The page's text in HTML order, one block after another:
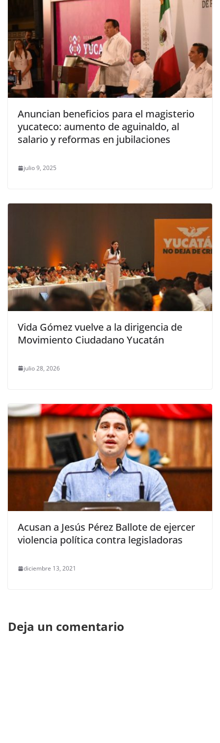
Anuncian beneficios para el magisterio
yucateco: aumento de aguinaldo, al
salario y reformas en jubilaciones
julio 9, 2025
Vida Gómez vuelve a la dirigencia de
Movimiento Ciudadano Yucatán
julio 28, 2026
Acusan a Jesús Pérez Ballote de ejercer
violencia política contra legisladoras
diciembre 13, 2021
Deja un comentario